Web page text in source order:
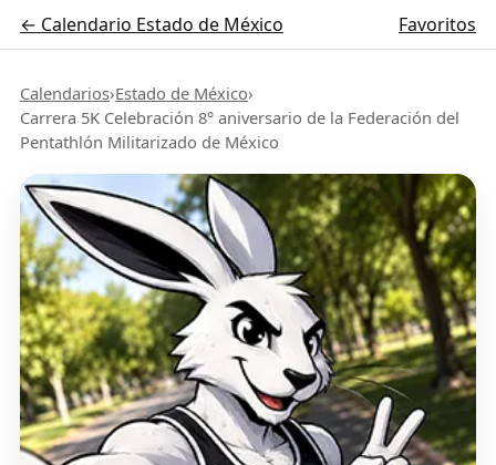
← Calendario Estado de México Favoritos
Calendarios›Estado de México›
Carrera 5K Celebración 8° aniversario de la Federación del
Pentathlón Militarizado de México